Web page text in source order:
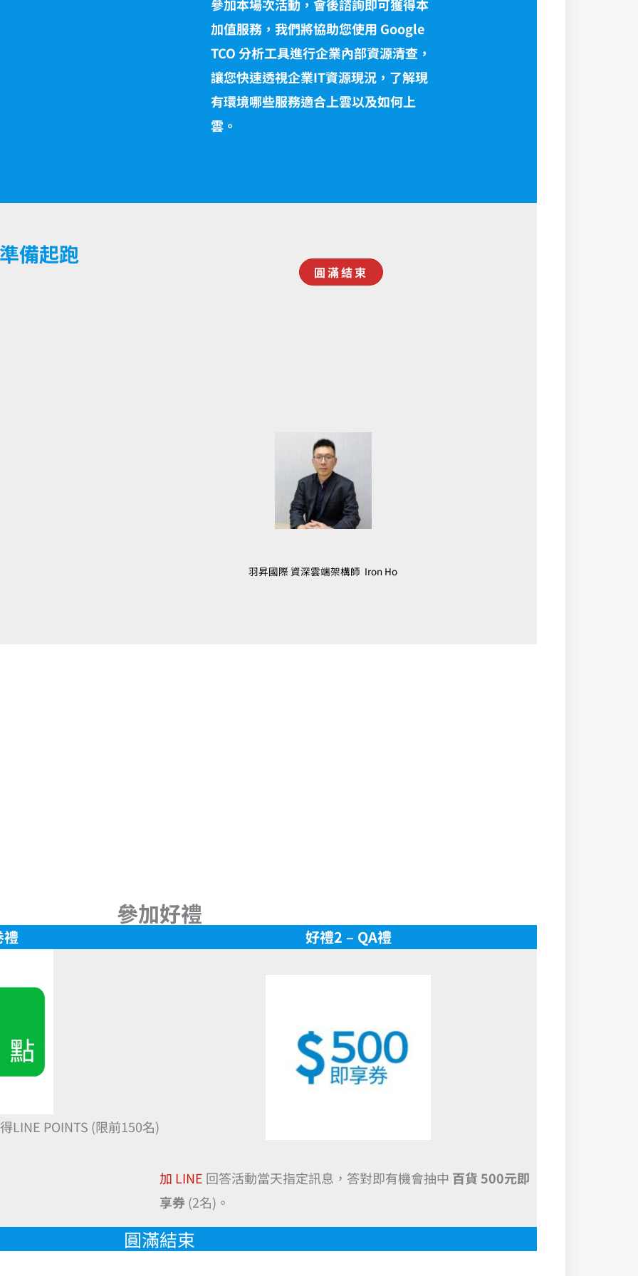
參加本場次活動，會後諮詢即可獲得本
加值服務，我們將協助您使用 Google
TCO 分析工具進行企業內部資源清查，
讓您快速透視企業IT資源現況，了解現
有環境哪些服務適合上雲以及如何上
雲。
備起跑
圓滿結束
羽昇國際 資深雲端架構師 Iron Ho
參加好禮
禮
LINE POINTS (限前150名)
好禮2 – QA禮
加 LINE 回答活動當天指定訊息，答對即有機會抽中 百貨 500元即
享券(2名)。
圓滿結束